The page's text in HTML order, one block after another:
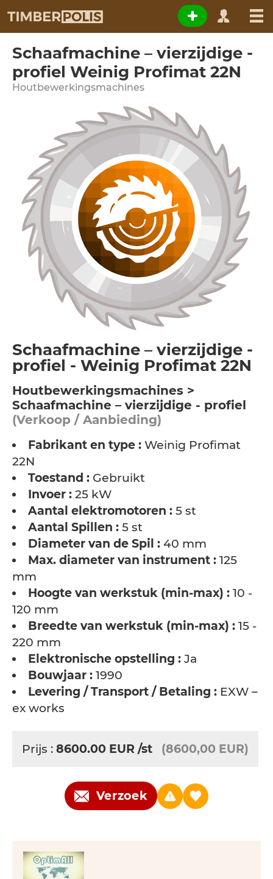
Schaafmachine – vierzijdige -
profiel Weinig Profimat 22N
Houtbewerkingsmachines
Schaafmachine – vierzijdige -
profiel - Weinig Profimat 22N
Houtbewerkingsmachines >
Schaafmachine – vierzijdige - profiel
(Verkoop / Aanbieding)
Fabrikant en type : Weinig Profimat
22N
Toestand : Gebruikt
Invoer : 25 kW
Aantal elektromotoren : 5 st
Aantal Spillen : 5 st
Diameter van de Spil : 40 mm
Max. diameter van instrument : 125
mm
Hoogte van werkstuk (min-max) : 10 -
120 mm
Breedte van werkstuk (min-max) : 15 -
220 mm
Elektronische opstelling : Ja
Bouwjaar : 1990
Levering / Transport / Betaling : EXW –
ex works
Prijs : 8600.00 EUR /st (8600,00 EUR)
Verzoek